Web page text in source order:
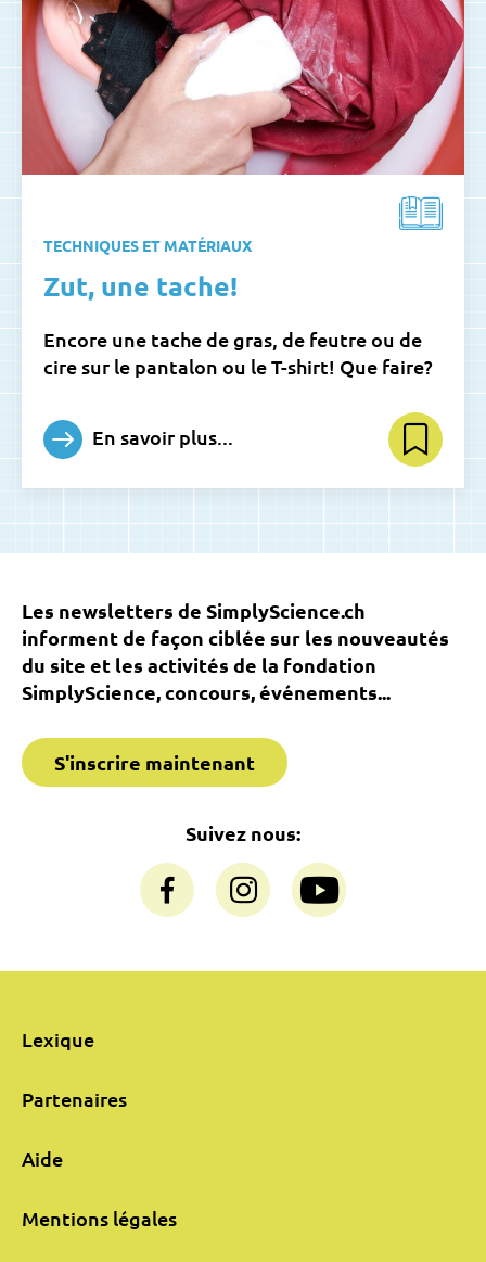
TECHNIQUES ET MATÉRIAUX
Zut, une tache!
Encore une tache de gras, de feutre ou de
cire sur le pantalon ou le T-shirt! Que faire?
En savoir plus...
Les newsletters de SimplyScience.ch
informent de façon ciblée sur les nouveautés
du site et les activités de la fondation
SimplyScience, concours, événements...
S'inscrire maintenant
Suivez nous:
Lexique
Partenaires
Aide
Mentions légales